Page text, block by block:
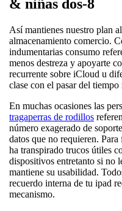
& niñas dos-8
Así mantienes nuestro plan
almacenamiento comercio.
indumentarias consumo
menos destreza y apoyarte
recurrente sobre iCloud u
clase con el pasar del
En muchas ocasiones las
tragaperras de rodillos
número exagerado de
datos que no requieren.
ha transpirado trucos útiles
dispositivos entretanto si no
mantiene su usabilidad.
recuerdo interna de tu ipad
mecanismo.